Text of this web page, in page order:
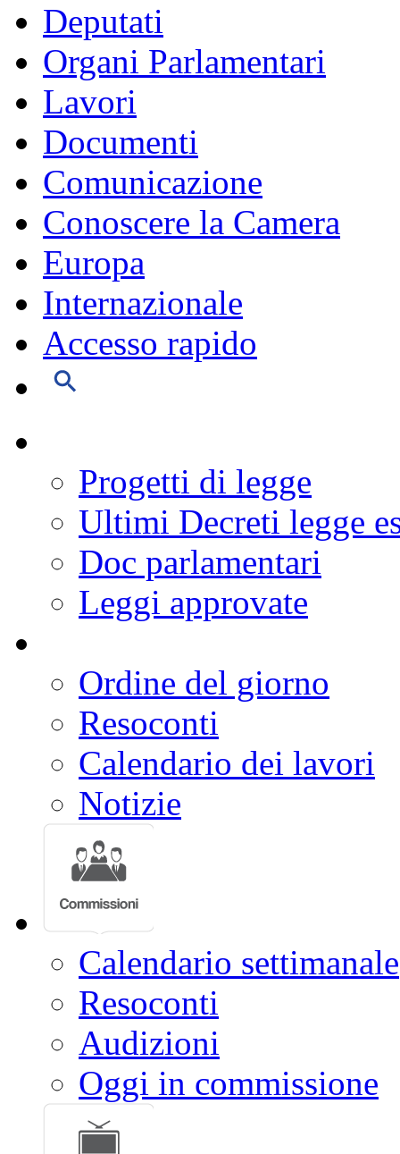
Deputati
Organi Parlamentari
Lavori
Documenti
Comunicazione
Conoscere la Camera
Europa
Internazionale
Accesso rapido
Progetti di legge
Ultimi Decreti legge
Doc parlamentari
Leggi approvate
Ordine del giorno
Resoconti
Calendario dei lavori
Notizie
Calendario settimanale
Resoconti
Audizioni
Oggi in commissione